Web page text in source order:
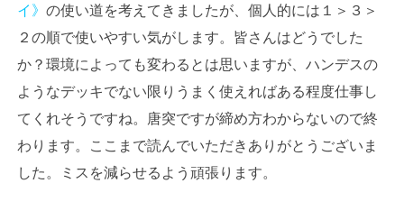
イ》 の使い道を考えてきましたが、個人的には１＞３＞
２の順で使いやすい気がします。皆さんはどうでした
か？環境によっても変わるとは思いますが、ハンデスの
ようなデッキでない限りうまく使えればある程度仕事し
てくれそうですね。唐突ですが締め方わからないので終
わります。ここまで読んでいただきありがとうございま
した。ミスを減らせるよう頑張ります。